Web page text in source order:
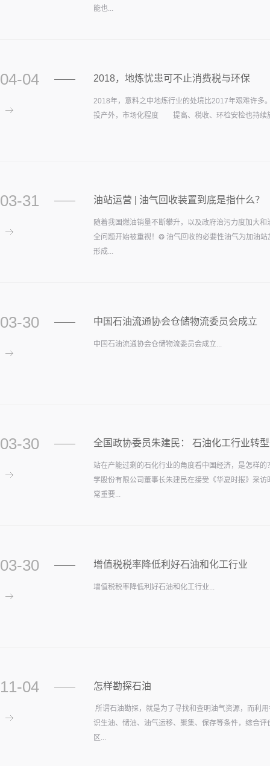
能也...
04-04 2018，地炼忧患可不止消费税与环保
2018年，意料之中地炼行业的处境比2017年艰难许多
投产外，市场化程度 提高、税收、环检安检也持续
03-31 油站运营 | 油气回收装置到底是指什么？
随着我国燃油销量不断攀升，以及政府治污力度加大
全问题开始被重视！❂ 油气回收的必要性油气为加油
形成...
03-30 中国石油流通协会仓储物流委员会成立
中国石油流通协会仓储物流委员会成立...
03-30 全国政协委员朱建民： 石油化工行业转
站在产能过剩的石化行业的角度看中国经济，是怎样
学股份有限公司董事长朱建民在接受《华夏时报》采
常重要...
03-30 增值税税率降低利好石油和化工行业
增值税税率降低利好石油和化工行业...
11-04 怎样勘探石油
所谓石油勘探，就是为了寻找和查明油气资源，而利
识生油、储油、油气运移、聚集、保存等条件，综合
区...